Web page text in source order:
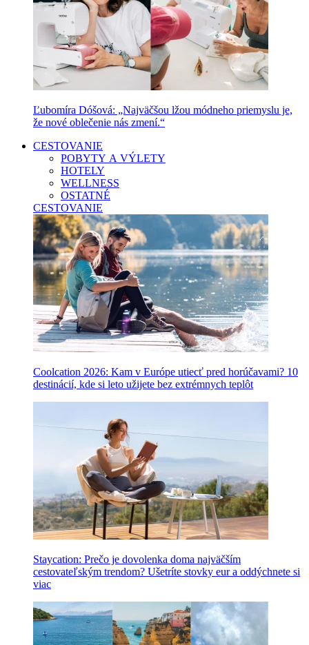
Ľubomíra Dóšová: „Najväčšou lžou módneho priemyslu je,
že nové oblečenie nás zmení.“
CESTOVANIE
POBYTY A VÝLETY
HOTELY
WELLNESS
OSTATNÉ
CESTOVANIE
Coolcation 2026: Kam v Európe utiecť pred horúčavami? 10
destinácií, kde si leto užijete bez extrémnych teplôt
Staycation: Prečo je dovolenka doma najväčším
cestovateľským trendom? Ušetríte stovky eur a oddýchnete si
viac